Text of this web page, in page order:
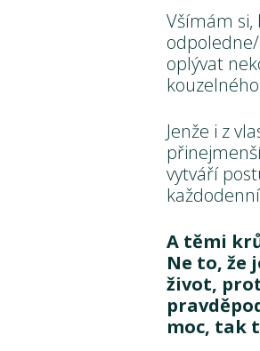
Všímám si,
oplývat
Jenže i z
vytváří
A těmi
Ne to, že
život,
moc, tak